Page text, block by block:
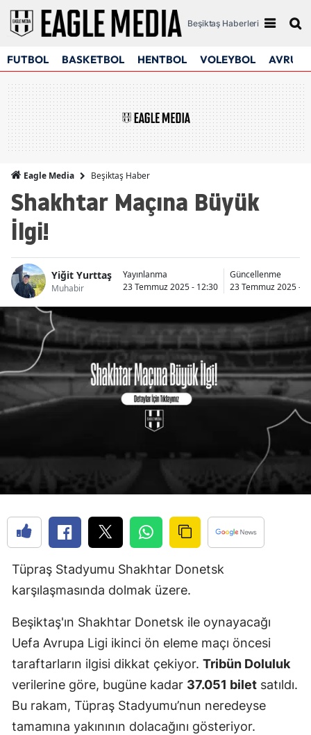
Beşiktaş Haberleri
FUTBOL BASKETBOL HENTBOL VOLEYBOL
Eagle Media Beşiktaş Haber
Shakhtar Maçına Büyük
İlgi!
Yiğit Yurttaş
Muhabir
Yayınlanma
23 Temmuz 2025 - 12:30
Güncellenme
23 Temmuz 2025 -
Tüpraş Stadyumu Shakhtar Donetsk
karşılaşmasında dolmak üzere.
Beşiktaş'ın Shakhtar Donetsk ile oynayacağı
Uefa Avrupa Ligi ikinci ön eleme maçı öncesi
taraftarların ilgisi dikkat çekiyor. Tribün Doluluk
verilerine göre, bugüne kadar 37.051 bilet satıldı.
Bu rakam, Tüpraş Stadyumu’nun neredeyse
tamamına yakınının dolacağını gösteriyor.